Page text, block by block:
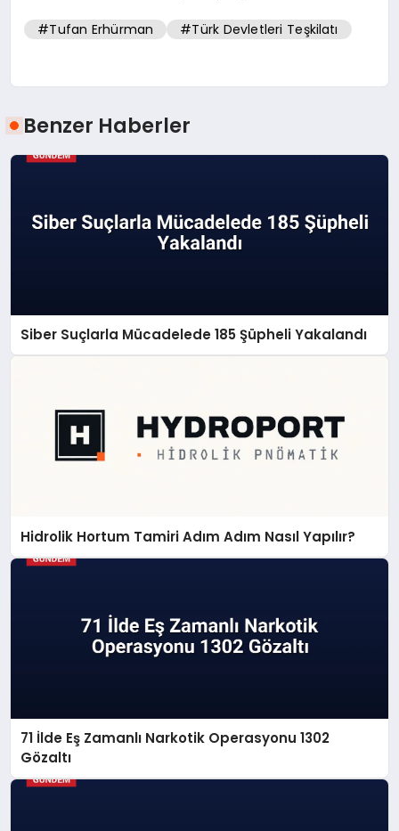
#Tufan Erhürman #Türk Devletleri Teşkilatı
Benzer Haberler
Siber Suçlarla Mücadelede 185 Şüpheli Yakalandı
Hidrolik Hortum Tamiri Adım Adım Nasıl Yapılır?
71 İlde Eş Zamanlı Narkotik Operasyonu 1302
Gözaltı